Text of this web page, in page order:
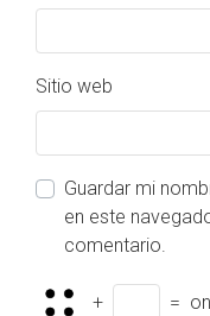
Sitio web
Guardar mi
en este
comentario.
+ =